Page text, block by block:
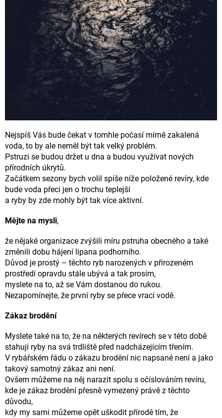
Nejspíš Vás bude čekat v tomhle počasí mírně zakalená
voda, to by ale neměl být tak velký problém.
Pstruzi se budou držet u dna a budou využívat nových
přírodních úkrytů.
Začátkem sezony bych volil spíše níže položené revíry, kde
bude voda přeci jen o trochu teplejší
a ryby by zde mohly být tak více aktivní.
Mějte na mysli,
že nějaké organizace zvýšili míru pstruha obecného a také
změnili dobu hájení lipana podhorního.
Důvod je prostý – těchto ryb narozených v přirozeném
prostředí opravdu stále ubývá a tak prosím,
myslete na to, až se Vám dostanou do rukou.
Nezapomínejte, že první ryby se přece vrací vodě.
Zákaz brodění
Myslete také na to, že na některých revírech se v této době
stahují ryby na svá trdliště před nadcházejícím třením.
V rybářském řádu o zákazu brodění nic napsané není a jako
takový samotný zákaz ani není.
Ovšem můžeme na něj narazit spolu s očíslováním revíru,
kde je zákaz brodění přesně vymezený právě z těchto
důvodu,
kdy my sami můžeme opět uškodit přírodě tím, že